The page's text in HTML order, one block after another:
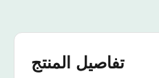
تفاصيل المنتج